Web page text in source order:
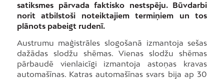
satiksmes pārvada faktisko nestspēju. Būvdarbi
norit atbilstoši noteiktajiem termiņiem un tos
plānots pabeigt rudenī.
Austrumu maģistrāles slogošanā izmantoja sešas
dažādas slodžu shēmas. Vienas slodžu shēmas
pārbaudē vienlaicīgi izmantoja astoņas kravas
automašīnas. Katras automašīnas svars bija ap 30